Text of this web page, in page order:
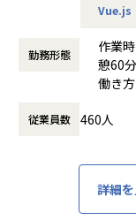
・チャットで気軽に
└日常的に連絡し
・トラブル時は当日
└問題発生時は営業
整。
・勉強会・交流会
└他案件の社員とも
＜チーム組織構成＞
入社後は原則2名以
や丸投げはないです
また、経験値に応
95％（2024年8月時
Vue.js
勤務形態
作業
働き方
時間
従業員数 460人
詳細